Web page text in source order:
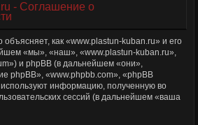
- Соглашение о
как «www.plastun-kuban.ru» и его
«мы», «наш», «www.plastun-kuban.ru»,
и phpBB (в дальнейшем «они»,
phpBB», «www.phpbb.com», «phpBB
информацию, полученную во
сессий (в дальнейшем «ваша